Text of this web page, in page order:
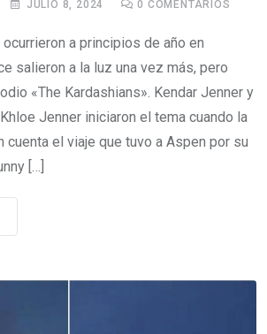
JULIO 8, 2024 0 COMENTARIOS
a principios de año en
salieron a la luz una vez más, pero
«The Kardashians». Kendar Jenner y
Jenner iniciaron el tema cuando la
cuenta el viaje que tuvo a Aspen por su
[…]